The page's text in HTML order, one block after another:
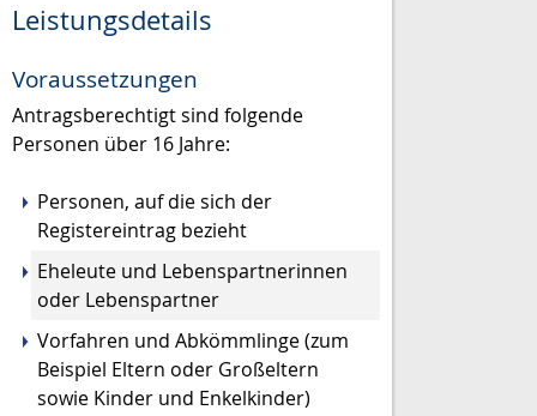
Leistungsdetails
Voraussetzungen
Antragsberechtigt sind folgende
Personen über 16 Jahre:
Personen, auf die sich der
Registereintrag bezieht
Eheleute und Lebenspartnerinnen
oder Lebenspartner
Vorfahren und Abkömmlinge (zum
Beispiel Eltern oder Großeltern
sowie Kinder und Enkelkinder)